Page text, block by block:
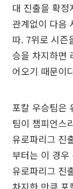
대 진출을 확
관계없이 다음
따. 7위로 시즌
승을 차지하면
어오기 때문이
포칼 우승팀은
팀이 챔피언스
유로파리그 진
부터는 이 경
유로파리그 진
차지한 만큼